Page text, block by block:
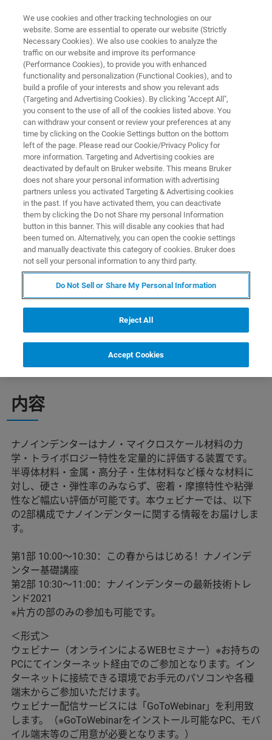
ナノインデンター基礎講座と最
新技術トレンド2021 ウェビナー
ナノインデンターはナノ・マイクロスケール
材料の力学・トライボロジー特性を定量的に
評価する装置です。半導体材料・金属・高分
子・生体材料など様々な材料に対し、硬さ・
弾性率のみならず、密着・摩擦特性や粘弾性
など幅広い評価が可能です。本ウェビナーで
は、【第1部】ナノインデンター基礎講座と
【第2部】最新トレンド2021の2部構成でナノ
インデンターに関する情報をお届けします。
内容
ナノインデンターはナノ・マイクロスケール材料の力
学・トライボロジー特性を定量的に評価する装置です。
半導体材料・金属・高分子・生体材料など様々な材料に
対し、硬さ・弾性率のみならず、密着・摩擦特性や粘弾
性など幅広い評価が可能です。本ウェビナーでは、以下
の2部構成でナノインデンターに関する情報をお届けしま
す。
第1部 10:00～10:30：この春からはじめる！ナノインデ
ンター基礎講座
第2部 10:30～11:00：ナノインデンターの最新技術トレ
ンド2021
※片方の部のみの参加も可能です。
＜形式＞
ウェビナー（オンラインによるWEBセミナー）※お持ちの
PCにてインターネット経由でのご参加となります。イン
ターネットに接続できる環境でお手元のパソコンや各種
端末からご参加いただけます。
ウェビナー配信サービスには「GoToWebinar」を利用致
します。（※GoToWebinarをインストール可能なPC、モバ
イル端末等のご用意が必要となります。）
We use cookies and other tracking technologies on our
website. Some are essential to operate our website (Strictly
Necessary Cookies). We also use cookies to analyze the
traffic on our website and improve its performance
(Performance Cookies), to provide you with enhanced
functionality and personalization (Functional Cookies), and to
build a profile of your interests and show you relevant ads
(Targeting and Advertising Cookies). By clicking "Accept All",
you consent to the use of all of the cookies listed above. You
can withdraw your consent or review your preferences at any
time by clicking on the Cookie Settings button on the bottom
left of the page. Please read our Cookie/Privacy Policy for
more information. Targeting and Advertising cookies are
deactivated by default on Bruker website. This means Bruker
does not share your personal information with advertising
partners unless you activated Targeting & Advertising cookies
in the past. If you have activated them, you can deactivate
them by clicking the Do not Share my personal Information
button in this banner. This will disable any cookies that had
been turned on. Alternatively, you can open the cookie settings
and manually deactivate this category of cookies. Bruker does
not sell your personal information to any third party.
Do Not Sell or Share My Personal Information
Reject All
Accept Cookies